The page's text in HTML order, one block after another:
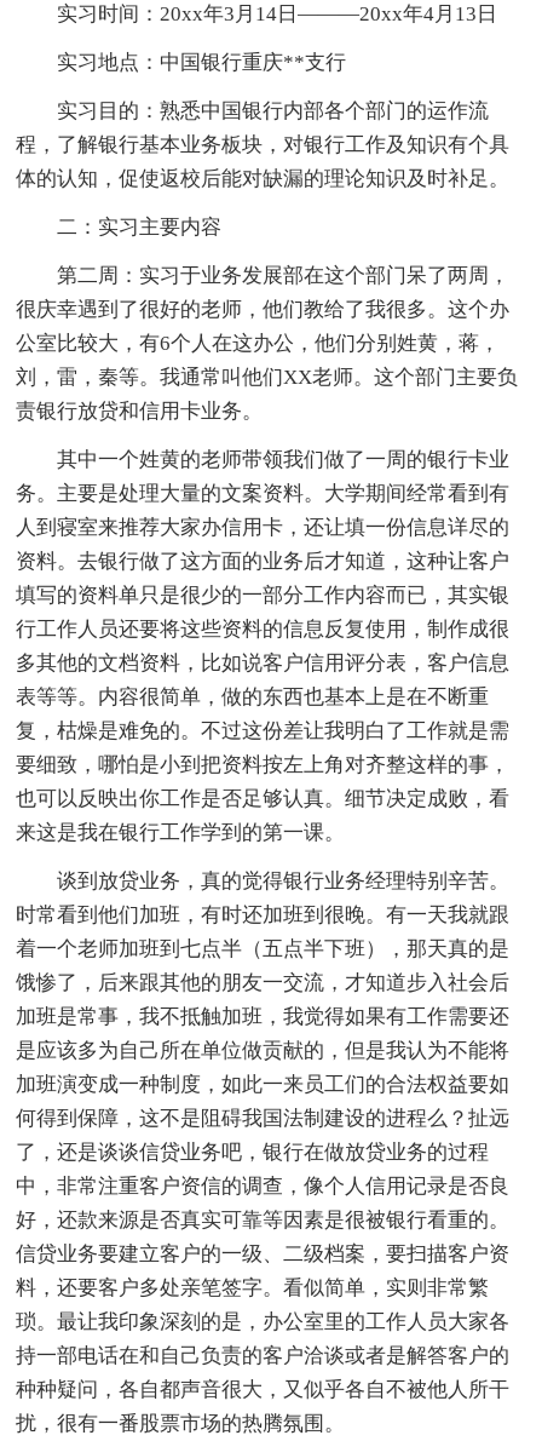
实习时间：20xx年3月14日———20xx年4月13日
实习地点：中国银行重庆**支行
实习目的：熟悉中国银行内部各个部门的运作流
程，了解银行基本业务板块，对银行工作及知识有个具
体的认知，促使返校后能对缺漏的理论知识及时补足。
二：实习主要内容
第二周：实习于业务发展部在这个部门呆了两周，
很庆幸遇到了很好的老师，他们教给了我很多。这个办
公室比较大，有6个人在这办公，他们分别姓黄，蒋，
刘，雷，秦等。我通常叫他们XX老师。这个部门主要负
责银行放贷和信用卡业务。
其中一个姓黄的老师带领我们做了一周的银行卡业
务。主要是处理大量的文案资料。大学期间经常看到有
人到寝室来推荐大家办信用卡，还让填一份信息详尽的
资料。去银行做了这方面的业务后才知道，这种让客户
填写的资料单只是很少的一部分工作内容而已，其实银
行工作人员还要将这些资料的信息反复使用，制作成很
多其他的文档资料，比如说客户信用评分表，客户信息
表等等。内容很简单，做的东西也基本上是在不断重
复，枯燥是难免的。不过这份差让我明白了工作就是需
要细致，哪怕是小到把资料按左上角对齐整这样的事，
也可以反映出你工作是否足够认真。细节决定成败，看
来这是我在银行工作学到的第一课。
谈到放贷业务，真的觉得银行业务经理特别辛苦。
时常看到他们加班，有时还加班到很晚。有一天我就跟
着一个老师加班到七点半（五点半下班），那天真的是
饿惨了，后来跟其他的朋友一交流，才知道步入社会后
加班是常事，我不抵触加班，我觉得如果有工作需要还
是应该多为自己所在单位做贡献的，但是我认为不能将
加班演变成一种制度，如此一来员工们的合法权益要如
何得到保障，这不是阻碍我国法制建设的进程么？扯远
了，还是谈谈信贷业务吧，银行在做放贷业务的过程
中，非常注重客户资信的调查，像个人信用记录是否良
好，还款来源是否真实可靠等因素是很被银行看重的。
信贷业务要建立客户的一级、二级档案，要扫描客户资
料，还要客户多处亲笔签字。看似简单，实则非常繁
琐。最让我印象深刻的是，办公室里的工作人员大家各
持一部电话在和自己负责的客户洽谈或者是解答客户的
种种疑问，各自都声音很大，又似乎各自不被他人所干
扰，很有一番股票市场的热腾氛围。